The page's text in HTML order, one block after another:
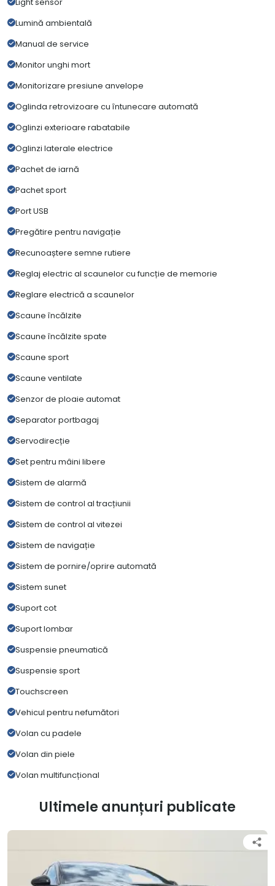
Lumină ambientală
Manual de service
Monitor unghi mort
Monitorizare presiune anvelope
Oglinda retrovizoare cu întunecare automată
Oglinzi exterioare rabatabile
Oglinzi laterale electrice
Pachet de iarnă
Pachet sport
Port USB
Pregătire pentru navigație
Recunoaștere semne rutiere
Reglaj electric al scaunelor cu funcție de memorie
Reglare electrică a scaunelor
Scaune încălzite
Scaune încălzite spate
Scaune sport
Scaune ventilate
Senzor de ploaie automat
Separator portbagaj
Servodirecție
Set pentru mâini libere
Sistem de alarmă
Sistem de control al tracțiunii
Sistem de control al vitezei
Sistem de navigație
Sistem de pornire/oprire automată
Sistem sunet
Suport cot
Suport lombar
Suspensie pneumatică
Suspensie sport
Touchscreen
Vehicul pentru nefumători
Volan cu padele
Volan din piele
Volan multifuncțional
Ultimele anunțuri publicate